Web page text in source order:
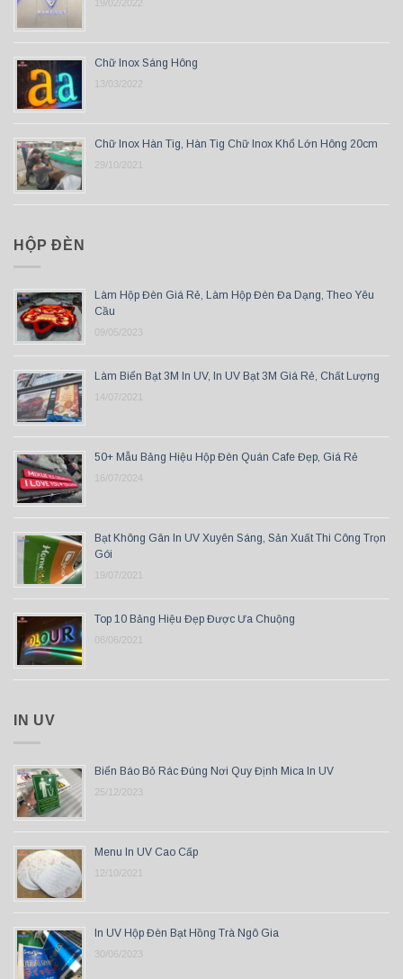
19/02/2022
Chữ Inox Sáng Hông
13/03/2022
Chữ Inox Hàn Tig, Hàn Tig Chữ Inox Khổ Lớn Hông 20cm
29/10/2021
HỘP ĐÈN
Làm Hộp Đèn Giá Rẻ, Làm Hộp Đèn Đa Dạng, Theo Yêu
Cầu
09/05/2023
Làm Biển Bạt 3M In UV, In UV Bạt 3M Giá Rẻ, Chất Lượng
14/07/2021
50+ Mẫu Bảng Hiệu Hộp Đèn Quán Cafe Đẹp, Giá Rẻ
16/07/2024
Bạt Không Gân In UV Xuyên Sáng, Sản Xuất Thi Công Trọn
Gói
19/07/2021
Top 10 Bảng Hiệu Đẹp Được Ưa Chuộng
08/06/2021
IN UV
Biển Báo Bỏ Rác Đúng Nơi Quy Định Mica In UV
25/12/2023
Menu In UV Cao Cấp
12/10/2021
In UV Hộp Đèn Bạt Hồng Trà Ngô Gia
30/06/2023